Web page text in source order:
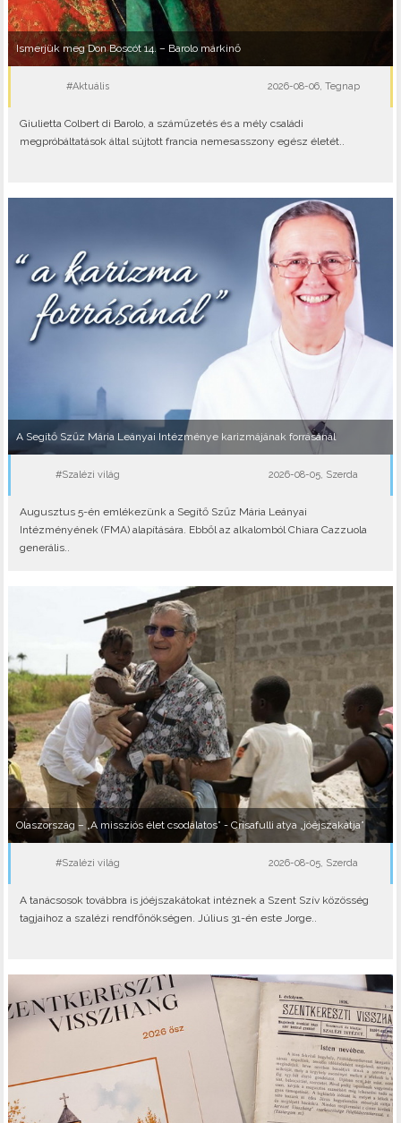
Ismerjük meg Don Boscót 14. – Barolo márkinő
#Aktuális 2026-08-06, Tegnap
Giulietta Colbert di Barolo, a száműzetés és a mély családi
megpróbáltatások által sújtott francia nemesasszony egész életét..
A Segítő Szűz Mária Leányai Intézménye karizmájának forrásánál
#Szalézi világ 2026-08-05, Szerda
Augusztus 5-én emlékezünk a Segítő Szűz Mária Leányai
Intézményének (FMA) alapítására. Ebből az alkalomból Chiara Cazzuola
generális..
Olaszország – „A missziós élet csodálatos” - Crisafulli atya „jóéjszakátja”
#Szalézi világ 2026-08-05, Szerda
A tanácsosok továbbra is jóéjszakátokat intéznek a Szent Szív közösség
tagjaihoz a szalézi rendfőnökségen. Július 31-én este Jorge..